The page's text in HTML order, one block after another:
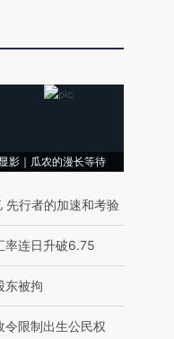
显影｜瓜农的漫长等待
先行者的加速和考验
率连日升破6.75
东被拘
令限制出生公民权